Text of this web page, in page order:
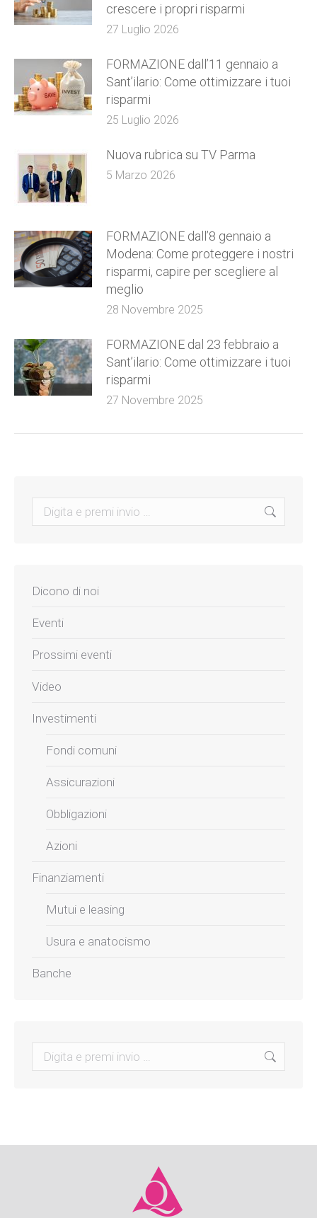
crescere i propri risparmi
27 Luglio 2026
FORMAZIONE dall’11 gennaio a
Sant’ilario: Come ottimizzare i tuoi
risparmi
25 Luglio 2026
Nuova rubrica su TV Parma
5 Marzo 2026
FORMAZIONE dall’8 gennaio a
Modena: Come proteggere i nostri
risparmi, capire per scegliere al
meglio
28 Novembre 2025
FORMAZIONE dal 23 febbraio a
Sant’ilario: Come ottimizzare i tuoi
risparmi
27 Novembre 2025
Search:
Dicono di noi
Eventi
Prossimi eventi
Video
Investimenti
Fondi comuni
Assicurazioni
Obbligazioni
Azioni
Finanziamenti
Mutui e leasing
Usura e anatocismo
Banche
Search: